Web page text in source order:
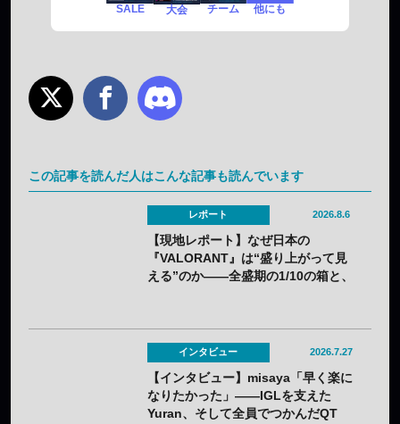
SALE 大会 チーム 他にも
この記事を読んだ人はこんな記事も読んでいます
レポート 2026.8.6
【現地レポート】なぜ日本の
『VALORANT』は“盛り上がって見
える”のか——全盛期の1/10の箱と、
インタビュー 2026.7.27
【インタビュー】misaya「早く楽に
なりたかった」——IGLを支えた
Yuran、そして全員でつかんだQT